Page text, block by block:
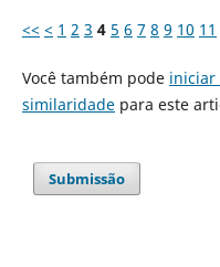
<< < 1 2 3 4 5 6 7 8 9 10 11
Você também pode iniciar
similaridadepara este
Submissão